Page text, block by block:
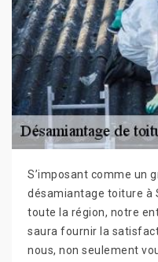
S’imposant comme un
désamiantage toiture à
toute la région, notre
saura fournir la
nous, non seulement